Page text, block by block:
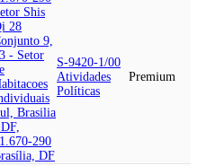
Shis
28
9,
- Setor
Brasilia
290
DF
S-9420-1/00
Atividades
Políticas
Premium